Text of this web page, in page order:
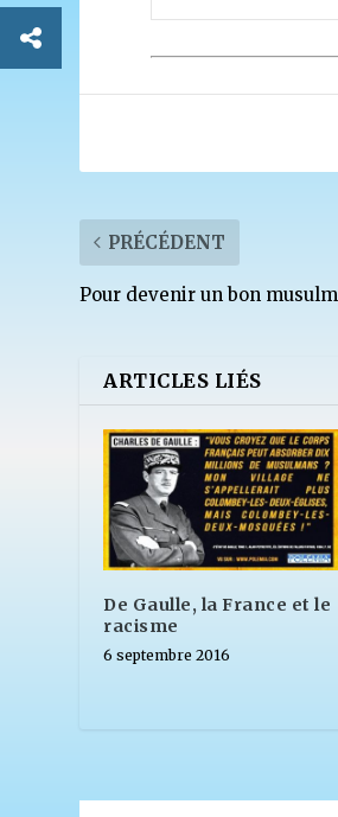
PRÉCÉDENT
Pour devenir un bon
ARTICLES LIÉS
De Gaulle, la France et le
racisme
6 septembre 2016